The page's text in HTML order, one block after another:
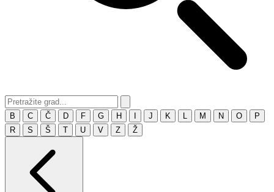
B C Č D F G H J K M N O
P
R
S Š T U V Z Ž